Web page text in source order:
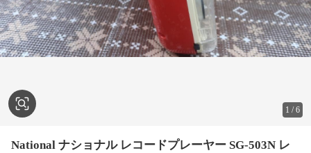
1 /6
National ナショナル レコードプレーヤー SG-503N レ